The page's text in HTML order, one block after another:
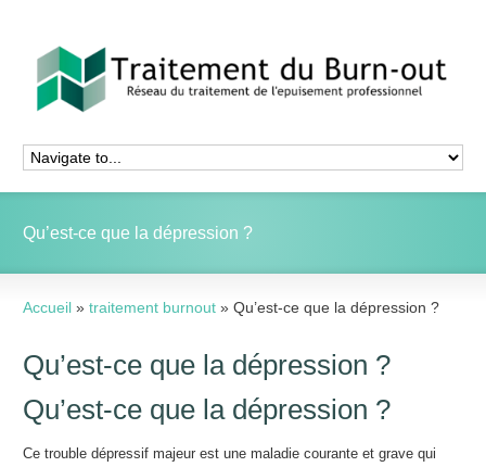
Qu’est-ce que la dépression ?
Accueil » traitement burnout » Qu’est-ce que la dépression ?
Qu’est-ce que la dépression ?
Qu’est-ce que la dépression ?
Ce trouble dépressif majeur est une maladie courante et grave qui